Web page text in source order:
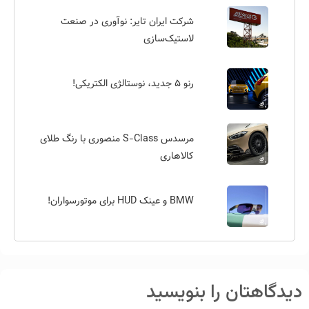
شرکت ایران تایر: نوآوری در صنعت
لاستیک‌سازی
رنو ۵ جدید، نوستالژی الکتریکی!
مرسدس S-Class منصوری با رنگ طلای
کالاهاری
BMW و عینک HUD برای موتورسواران!
دیدگاهتان را بنویسید